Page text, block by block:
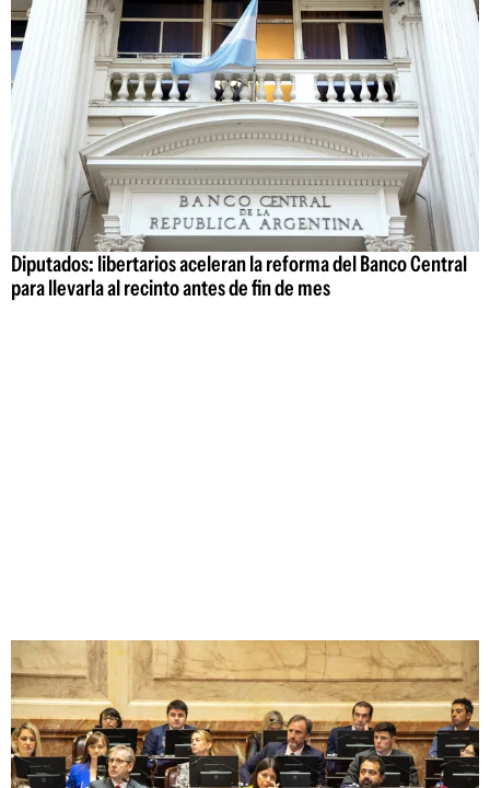
Diputados: libertarios aceleran la reforma del Banco Central
para llevarla al recinto antes de fin de mes